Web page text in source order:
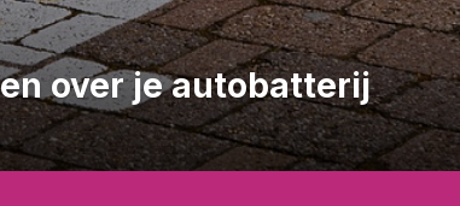
over je autobatterij